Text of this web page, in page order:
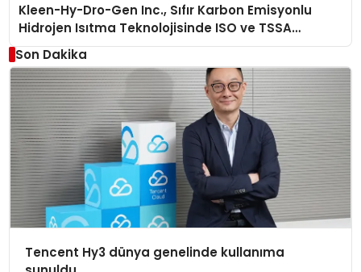
Kleen-Hy-Dro-Gen Inc., Sıfır Karbon Emisyonlu
Hidrojen Isıtma Teknolojisinde ISO ve TSSA
Düzenleyici Onaylarını Aldı
Son Dakika
Tencent Hy3 dünya genelinde kullanıma